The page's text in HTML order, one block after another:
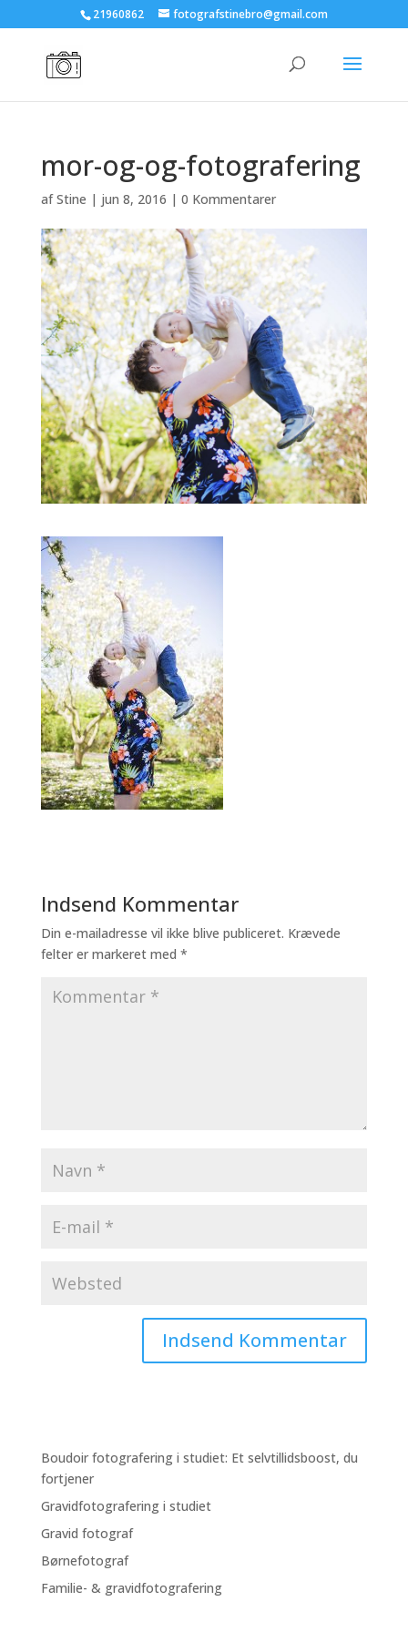
21960862 fotografstinebro@gmail.com
mor-og-og-fotografering
afStine | jun 8, 2016 | 0 Kommentarer
Indsend Kommentar
Din e-mailadresse vil ikke blive publiceret. Krævede
felter er markeret med *
Boudoir fotografering i studiet: Et selvtillidsboost, du
fortjener
Gravidfotografering i studiet
Gravid fotograf
Børnefotograf
Familie- & gravidfotografering